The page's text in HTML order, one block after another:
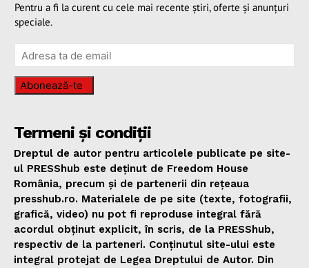
Pentru a fi la curent cu cele mai recente știri, oferte și anunțuri
speciale.
Abonează-te
Termeni și condiții
Dreptul de autor pentru articolele publicate pe site-
ul PRESShub este deținut de Freedom House
România, precum și de partenerii din rețeaua
presshub.ro. Materialele de pe site (texte, fotografii,
grafică, video) nu pot fi reproduse integral fără
acordul obținut explicit, în scris, de la PRESShub,
respectiv de la parteneri. Conținutul site-ului este
integral protejat de Legea Dreptului de Autor. Din